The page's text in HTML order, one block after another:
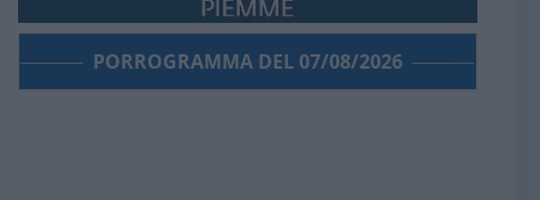
PORROGRAMMA DEL 07/08/2026